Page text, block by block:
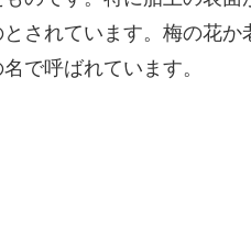
されています。梅の花
で呼ばれています。